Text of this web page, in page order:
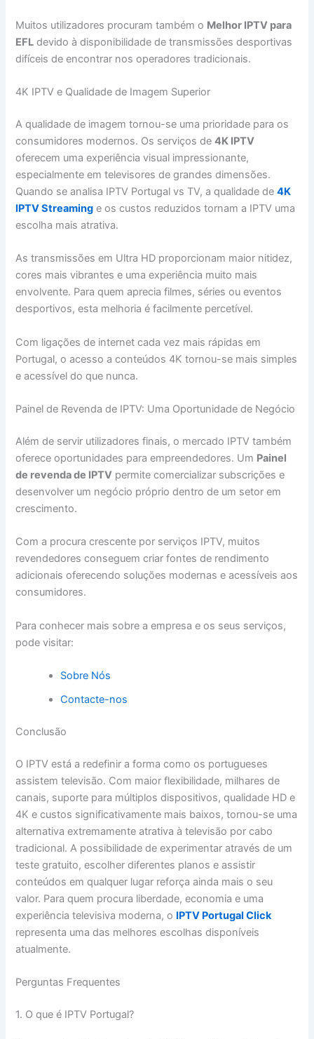
Muitos utilizadores procuram também o Melhor IPTV para
EFL devido à disponibilidade de transmissões desportivas
difíceis de encontrar nos operadores tradicionais.
4K IPTV e Qualidade de Imagem Superior
A qualidade de imagem tornou-se uma prioridade para os
consumidores modernos. Os serviços de4K IPTV
oferecem uma experiência visual impressionante,
especialmente em televisores de grandes dimensões.
Quando se analisa IPTV Portugal vs TV, a qualidade de4K
IPTV Streaming e os custos reduzidos tornam a IPTV uma
escolha mais atrativa.
As transmissões em Ultra HD proporcionam maior nitidez,
cores mais vibrantes e uma experiência muito mais
envolvente. Para quem aprecia filmes, séries ou eventos
desportivos, esta melhoria é facilmente percetível.
Com ligações de internet cada vez mais rápidas em
Portugal, o acesso a conteúdos 4K tornou-se mais simples
e acessível do que nunca.
Painel de Revenda de IPTV: Uma Oportunidade de Negócio
Além de servir utilizadores finais, o mercado IPTV também
oferece oportunidades para empreendedores. Um Painel
de revenda de IPTV permite comercializar subscrições e
desenvolver um negócio próprio dentro de um setor em
crescimento.
Com a procura crescente por serviços IPTV, muitos
revendedores conseguem criar fontes de rendimento
adicionais oferecendo soluções modernas e acessíveis aos
consumidores.
Para conhecer mais sobre a empresa e os seus serviços,
pode visitar:
Sobre Nós
Contacte-nos
Conclusão
O IPTV está a redefinir a forma como os portugueses
assistem televisão. Com maior flexibilidade, milhares de
canais, suporte para múltiplos dispositivos, qualidade HD e
4K e custos significativamente mais baixos, tornou-se uma
alternativa extremamente atrativa à televisão por cabo
tradicional. A possibilidade de experimentar através de um
teste gratuito, escolher diferentes planos e assistir
conteúdos em qualquer lugar reforça ainda mais o seu
valor. Para quem procura liberdade, economia e uma
experiência televisiva moderna, o IPTV Portugal Click
representa uma das melhores escolhas disponíveis
atualmente.
Perguntas Frequentes
1. O que é IPTV Portugal?